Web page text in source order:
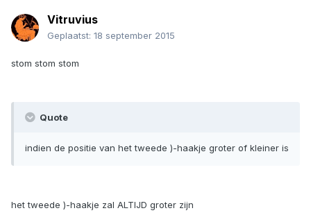
Vitruvius
Geplaatst: 18 september 2015
stom stom stom
Quote
indien de positie van het tweede )-haakje groter of kleiner is
het tweede )-haakje zal ALTIJD groter zijn